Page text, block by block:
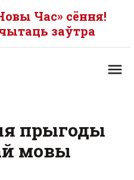
Час» сёння!
заўтра
прыгоды
мовы